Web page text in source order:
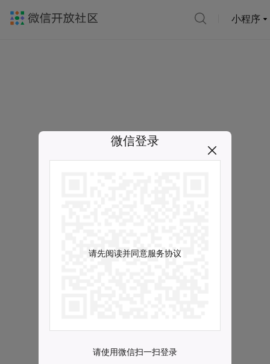
小程序
微信登录
请先阅读并同意服务协议
请使用微信扫一扫登录